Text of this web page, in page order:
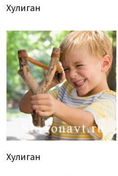
Хулиган
Хулиган